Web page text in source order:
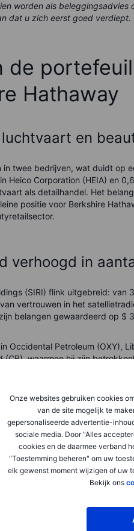
Onze websites gebruiken cookies
van de site mogelijk te
gepersonaliseerde advertentie-
sociale media. Door "Alles
cookies en de daarmee verband
"Toestemming beheren" om uw
elk gewenst moment wijzigen of uw
Bekijk ons
worden als
dat u zich eerst goed verdiept.
de
Hathaway
en
twee bedrijven, wat duidt op
Heico Corporation (HEIA) en
als detailhandel. Het
positie voor Berkshire
verhoogd in
(SIRI) flink uitgebreid: van
vertrouwen in het
belangen gewaardeerd op $
Occidental Petroleum (OXY),
(CB), waarmee hij zijn
kern blijft
van zijn kernbeleggingen
posities als Bank of America
(C), DaVita (DVA) en Moody's
in het vermogen van deze